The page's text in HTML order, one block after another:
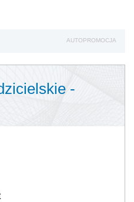
AUTOPROMOCJA
-